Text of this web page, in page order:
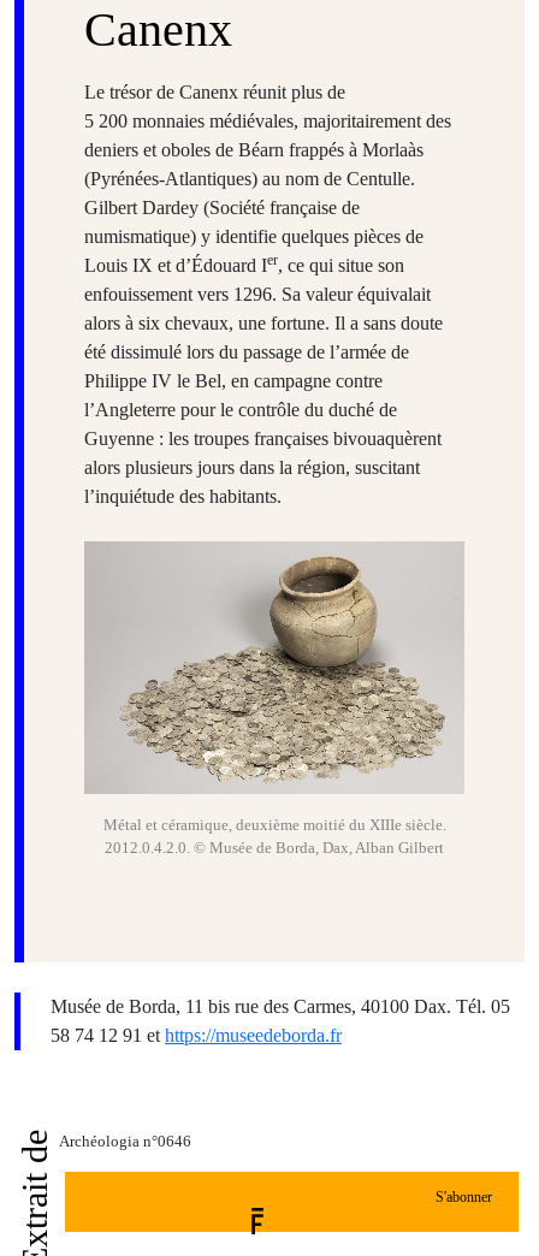
Canenx
Le trésor de Canenx réunit plus de
5 200 monnaies médiévales, majoritairement des
deniers et oboles de Béarn frappés à Morlaàs
(Pyrénées-Atlantiques) au nom de Centulle.
Gilbert Dardey (Société française de
numismatique) y identifie quelques pièces de
Louis IX et d’Édouard Ier, ce qui situe son
enfouissement vers 1296. Sa valeur équivalait
alors à six chevaux, une fortune. Il a sans doute
été dissimulé lors du passage de l’armée de
Philippe IV le Bel, en campagne contre
l’Angleterre pour le contrôle du duché de
Guyenne : les troupes françaises bivouaquèrent
alors plusieurs jours dans la région, suscitant
l’inquiétude des habitants.
Métal et céramique, deuxième moitié du XIIIe siècle.
2012.0.4.2.0. © Musée de Borda, Dax, Alban Gilbert
Musée de Borda, 11 bis rue des Carmes, 40100 Dax. Tél. 05
58 74 12 91 et https://museedeborda.fr
Extrait de Archéologia n°0646
S'abonner